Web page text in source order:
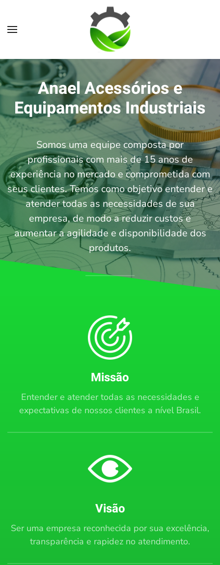
Skip to main content
Anael Acessórios e
Equipamentos Industriais
Somos uma equipe composta por
profissionais com mais de 15 anos de
experiência no mercado e comprometida com
seus clientes. Temos como objetivo entender e
atender todas as necessidades de sua
empresa, de modo a reduzir custos e
aumentar a agilidade e disponibilidade dos
produtos.
Missão
Entender e atender todas as necessidades e
expectativas de nossos clientes a nível Brasil.
Visão
Ser uma empresa reconhecida por sua excelência,
transparência e rapidez no atendimento.